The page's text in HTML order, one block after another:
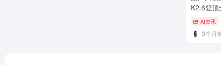
K2.6登
性能翻倍
AI资讯
3个月